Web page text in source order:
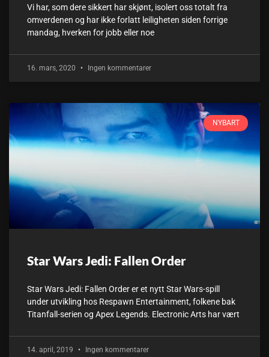
Vi har, som dere sikkert har skjønt, isolert oss totalt fra
omverdenen og har ikke forlatt leiligheten siden forrige
mandag, hverken for jobb eller noe
16. mars, 2020 Ingen kommentarer
NYBART
Star Wars Jedi: Fallen Order
Star Wars Jedi: Fallen Order er et nytt Star Wars-spill
under utvikling hos Respawn Entertainment, folkene bak
Titanfall-serien og Apex Legends. Electronic Arts har vært
14. april, 2019 Ingen kommentarer